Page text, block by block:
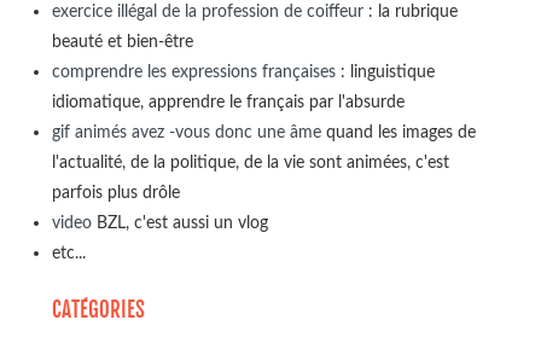
exercice illégal de la profession de coiffeur: la rubrique
beauté et bien-être
comprendre les expressions françaises: linguistique
idiomatique, apprendre le français par l'absurde
gif animés avez -vous donc une âmequand les images de
l'actualité, de la politique, de la vie sont animées, c'est
parfois plus drôle
videoBZL, c'est aussi un vlog
etc...
CATÉGORIES